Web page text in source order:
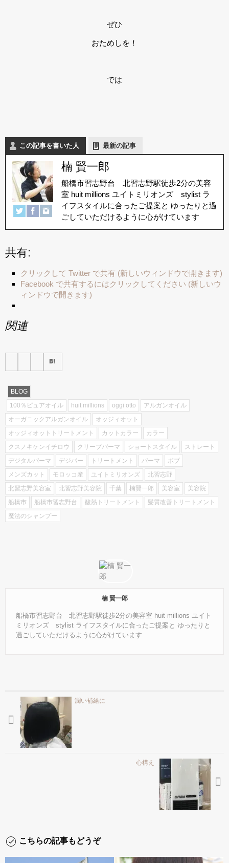
ぜひ
おためしを！
では
この記事を書いた人 最新の記事
楠 賢一郎
船橋市習志野台 北習志野駅徒歩2分の美容
室 huit millions ユイトミリオンズ stylist ラ
イフスタイルに合ったご提案と ゆったりと過
ごしていただけるように心がけています
共有:
クリックして Twitter で共有 (新しいウィンドウで開きます)
Facebook で共有するにはクリックしてください (新しいウ
ィンドウで開きます)
関連
BLOG
100％ピュアオイル
huit millions oggi otto
アルガンオイル
オーガニックアルガンオイル
オッジィオット
オッジィオットトリートメント
カットカラー
カラー
クスノキケンイチロウ
クリープパーマ ショートスタイル
ストレート
デジタルパーマ
デジパー トリートメント パーマ
ボブ
メンズカット
モロッコ産 ユイトミリオンズ
北習志野
北習志野美容室
北習志野美容院 千葉 楠賢一郎 美容室
美容院
船橋市
船橋市習志野台 酸熱トリートメント
髪質改善トリートメント
魔法のシャンプー
楠 賢一郎
船橋市習志野台 北習志野駅徒歩2分の美容室 huit millions ユイト
ミリオンズ stylist ライフスタイルに合ったご提案と ゆったりと
過ごしていただけるように心がけています
潤い補給に
心構え
こちらの記事もどうぞ